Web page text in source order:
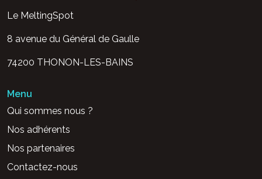
Le MeltingSpot
8 avenue du Général de Gaulle
74200 THONON-LES-BAINS
Menu
Qui sommes nous ?
Nos adhérents
Nos partenaires
Contactez-nous